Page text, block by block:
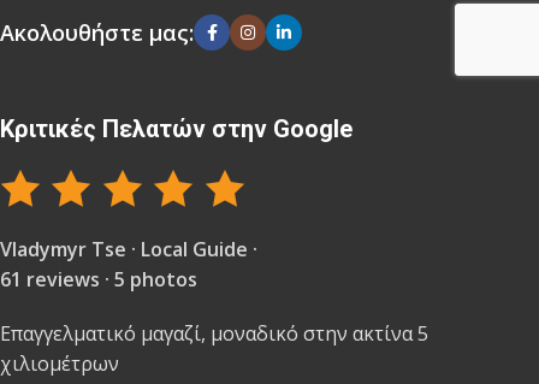
Ακολουθήστε μας:
Κριτικές Πελατών στην Google
Vladymyr Tse · Local Guide ·
61 reviews · 5 photos
Επαγγελματικό μαγαζί, μοναδικό στην ακτίνα 5
χιλιομέτρων